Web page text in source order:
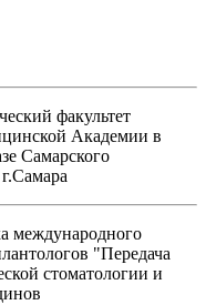
факультет
Академии в
Самарского
международного
"Передача
стоматологии и